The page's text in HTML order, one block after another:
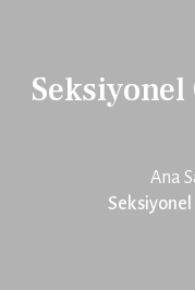
Seksiyonel
Ana
Seksiyonel